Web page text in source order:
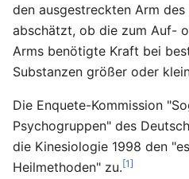
den ausgestreckten Arm
abschätzt, ob die zum Auf-
Arms benötigte Kraft bei
Substanzen größer oder
Die Enquete-Kommission
Psychogruppen" des
die Kinesiologie 1998 den
Heilmethoden" zu.[1]